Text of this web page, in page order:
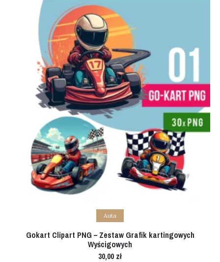
Add to cart
Auta
Gokart Clipart PNG – Zestaw Grafik kartingowych
Wyścigowych
30,00 zł